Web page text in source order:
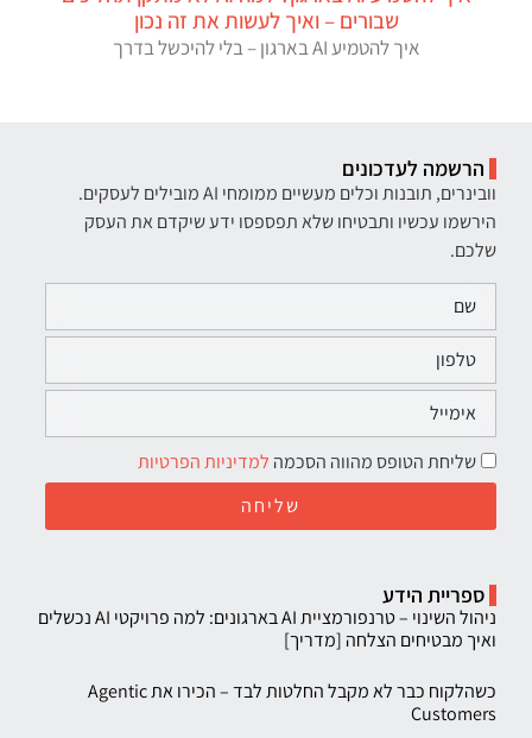
שבורים – ואיך לעשות את זה נכון
איך להטמיע AI בארגון – בלי להיכשל בדרך
הרשמה לעדכונים
וובינרים, תובנות וכלים מעשיים ממומחי AI מובילים לעסקים.
הירשמו עכשיו ותבטיחו שלא תפספסו ידע שיקדם את העסק
שלכם.
שליחת הטופס מהווה הסכמה למדיניות הפרטיות
שליחה
ספריית הידע
ניהול השינוי – טרנפורמציית AI בארגונים: למה פרויקטי AI נכשלים
ואיך מבטיחים הצלחה [מדריך]
כשהלקוח כבר לא מקבל החלטות לבד – הכירו את Agentic
Customers